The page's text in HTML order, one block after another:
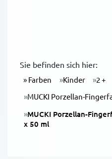
Sie befinden sich hier:
Farben Kinder
2 +
MUCKI Porzellan-
MUCKI Porzellan-
x 50 ml